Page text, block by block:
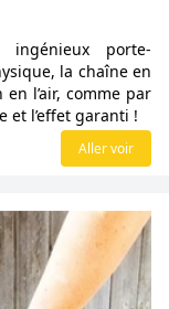
ingénieux porte-
la chaîne en
l’air, comme par
et l’effet garanti !
Aller voir